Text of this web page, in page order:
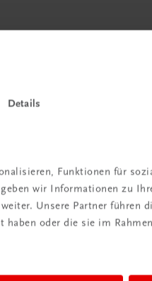
Details
Funktionen für
wir Informationen zu
Unsere Partner führen
oder die sie im